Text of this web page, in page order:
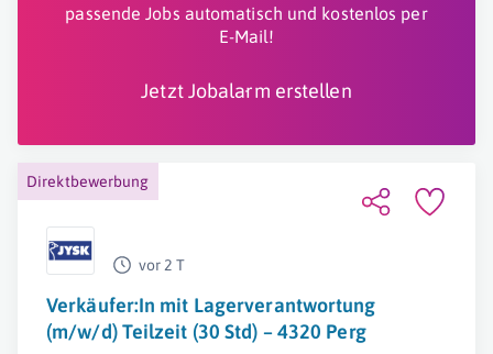
passende Jobs automatisch und kostenlos per
E-Mail!
Jetzt Jobalarm erstellen
Direktbewerbung
vor 2 T
Verkäufer:In mit Lagerverantwortung
(m/w/d) Teilzeit (30 Std) – 4320 Perg